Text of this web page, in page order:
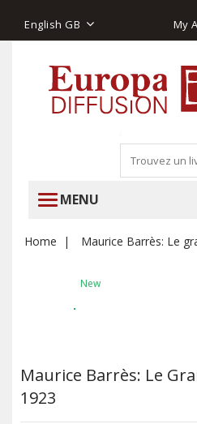
English GB My
MENU
Home Maurice Barrès: Le
New
Maurice Barrès: Le
1923